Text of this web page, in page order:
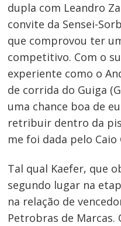
dupla com Leandro
convite da Sensei-
que comprovou ter
competitivo. Com o
experiente como o
de corrida do Guiga
uma chance boa de
retribuir dentro da
me foi dada pelo Caio
Tal qual Kaefer, que
segundo lugar na
na relação de
Petrobras de Marcas.